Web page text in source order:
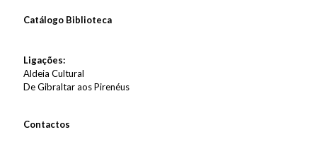
Catálogo Biblioteca
Ligações:
Aldeia Cultural
De Gibraltar aos Pirenéus
Contactos